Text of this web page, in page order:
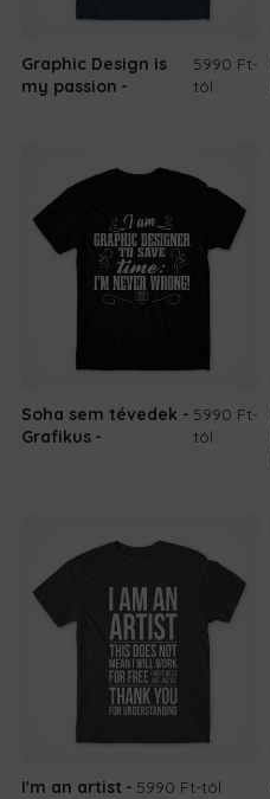
Graphic Design is
my passion
5990 Ft-
tól
Soha sem tévedek -
Grafikus
5990 Ft-
tól
I'm an artist 5990 Ft-tól